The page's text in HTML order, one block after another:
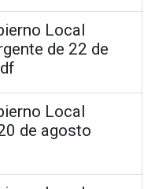
Local
de 22 de
Local
de agosto